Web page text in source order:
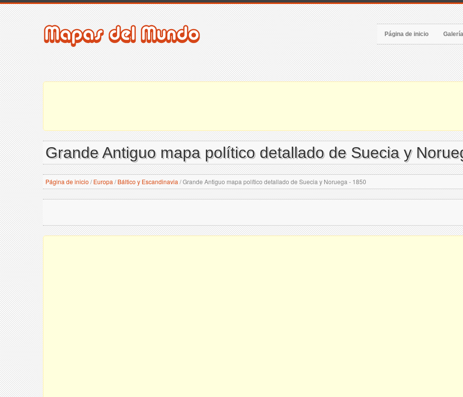
Página de inicio
Grande Antiguo mapa político detallado de Suecia y
Página de inicio / Europa / Báltico y Escandinavia /Grande Antiguo mapa político detallado de Suecia y Noruega - 1850